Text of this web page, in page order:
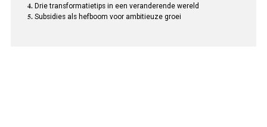
Drie transformatietips in een veranderende wereld
Subsidies als hefboom voor ambitieuze groei